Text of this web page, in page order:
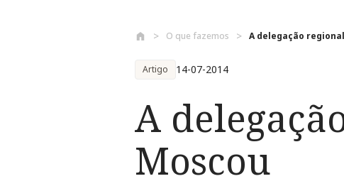
O que fazemos A delegação
Artigo 14-07-2014
A
Moscou